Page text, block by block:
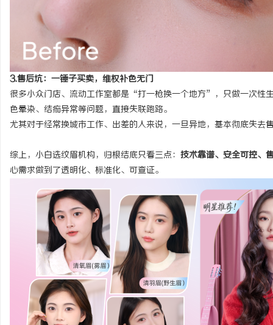
3.售后坑：一锤子买卖，维权补色无门
很多小众门店、流动工作室都是“打一枪换一个地方”，只做一次性
色晕染、结痂异常等问题，直接失联跑路。
尤其对于经常换城市工作、出差的人来说，一旦异地，基本彻底失
综上，小白选纹眉机构，归根结底只看三点： 技术靠谱、安全可控、
心需求做到了透明化、标准化、可查证。